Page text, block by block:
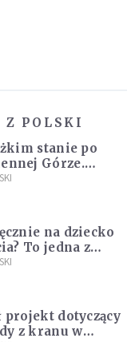
Z POLSKI
stanie po
Górze.
dwóch
na dziecko
To jedna z
"Rozwój
projekt dotyczący
z kranu w